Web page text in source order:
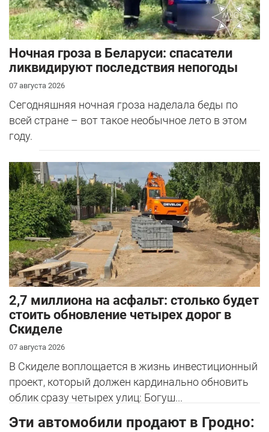
Ночная гроза в Беларуси: спасатели
ликвидируют последствия непогоды
07 августа 2026
Сегодняшняя ночная гроза наделала беды по
всей стране – вот такое необычное лето в этом
году.
2,7 миллиона на асфальт: столько будет
стоить обновление четырех дорог в
Скиделе
07 августа 2026
В Скиделе воплощается в жизнь инвестиционный
проект, который должен кардинально обновить
облик сразу четырех улиц: Богуш...
Эти автомобили продают в Гродно: